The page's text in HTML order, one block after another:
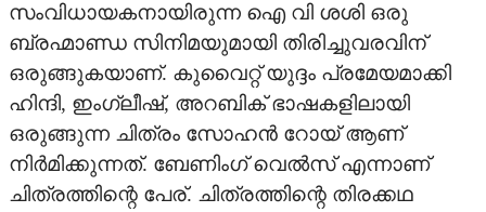
GALLERY
GOSSIPS
LATEST
OTHER LANGUAGE
സംവിധായകനായിരുന്ന ഐ വി ശശി ഒരു
ബ്രഹ്മാണ്ഡ സിനിമയുമായി തിരിച്ചുവരവിന്
ഒരുങ്ങുകയാണ്. കുവൈറ്റ് യുദ്ദം പ്രമേയമാക്കി
ഹിന്ദി, ഇംഗ്ലീഷ്, അറബിക് ഭാഷകളിലായി
ഒരുങ്ങുന്ന ചിത്രം സോഹന്‍ റോയ് ആണ്
നിര്‍മിക്കുന്നത്. ബേണിംഗ് വെല്‍സ് എന്നാണ്
ചിത്രത്തിന്റെ പേര്. ചിത്രത്തിന്റെ തിരക്കഥ